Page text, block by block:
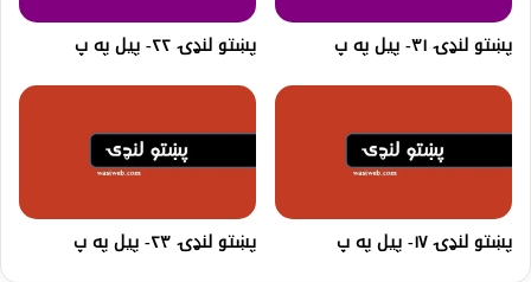
پښتو لنډۍ ۳۱- پیل په پ پښتو لنډۍ ۲۲- پیل په پ
پښتو لنډۍ ۱۷- پیل په پ پښتو لنډۍ ۲۳- پیل په پ